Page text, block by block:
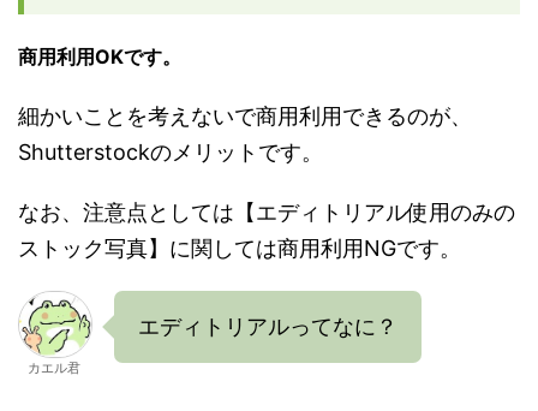
商用利用OKです。
細かいことを考えないで商用利用できるのが、
Shutterstockのメリットです。
なお、注意点としては【エディトリアル使用のみの
ストック写真】に関しては商用利用NGです。
カエル君
エディトリアルってなに？